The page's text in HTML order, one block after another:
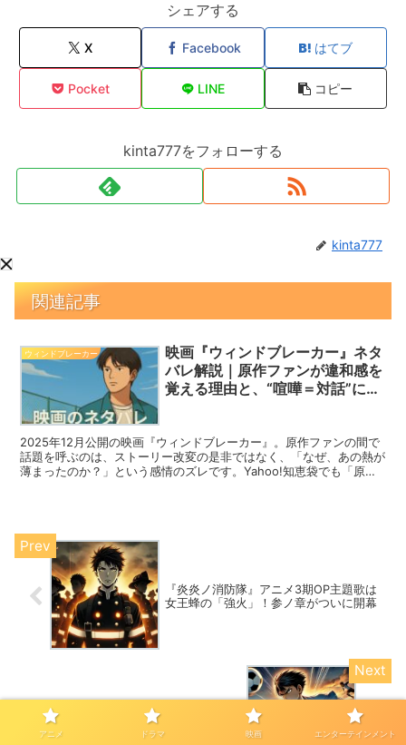
シェアする
X Facebook はてブ
Pocket LINE コピー
kinta777をフォローする
kinta777
関連記事
ウィンドブレーカー
映画『ウィンドブレーカー』ネタ
バレ解説｜原作ファンが違和感を
覚える理由と、“喧嘩＝対話”に込
2025年12月公開の映画『ウィンドブレーカー』。原作ファンの間で
話題を呼ぶのは、ストーリー改変の是非ではなく、「なぜ、あの熱が
薄まったのか？」という感情のズレです。Yahoo!知恵袋でも「原作
す。
『炎炎ノ消防隊』アニメ3期OP主題歌は
女王蜂の「強火」！参ノ章がついに開幕
【ブルーロック3期はいつから？】放送時
期は2026年10月が濃厚！原作何巻から始
まるかも徹底解説
アニメ ドラマ 映画 エンターテインメント